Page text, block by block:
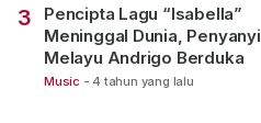
3
Pencipta Lagu “Isabella”
Meninggal Dunia, Penyanyi
Melayu Andrigo Berduka
Music - 4 tahun yang lalu